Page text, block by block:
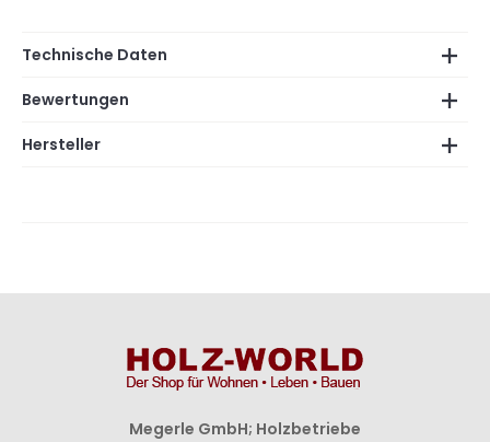
Technische Daten
Bewertungen
Hersteller
Megerle GmbH; Holzbetriebe